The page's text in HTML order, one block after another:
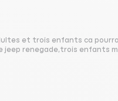
et trois enfants ca
jeep renegade,trois enfants